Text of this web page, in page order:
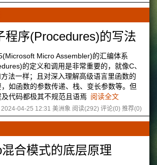
程序(Procedures)的写法
Micro Assembler)的汇编体系
的定义和调用是非常重要的，就像C、
法一样；且对深入理解高级语言里函数的
如函数的参数传递、栈、变长参数等。但
代码都极其不规范且语焉 阅读全文
04-25 12:31 美洲象 阅读(292) 评论(0) 推荐(0)
合模式的底层原理